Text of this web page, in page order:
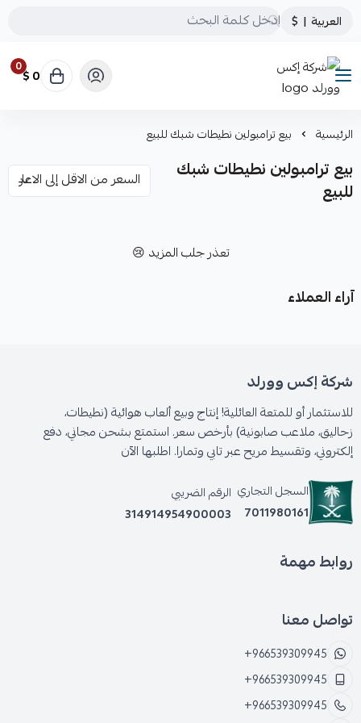
العربية |
$
شركة إكس وورلد
0 0 $
الرئيسية بيع ترامبولين نطيطات شبك للبيع
بيع ترامبولين نطيطات شبك
للبيع
تعذر جلب المزيد 😢
آراء العملاء
شركة إكس وورلد
للاستثمار أو للمتعة العائلية! إنتاج وبيع ألعاب هوائية (نطيطات،
زحاليق، ملاعب صابونية) بأرخص سعر. استمتع بشحن مجاني، دفع
إلكتروني، وتقسيط مريح عبر تابي وتمارا. اطلبها الآن
السجل التجاري
7011980161
الرقم الضريبي
314914954900003
روابط مهمة
تواصل معنا
+966539309945
+966539309945
+966539309945